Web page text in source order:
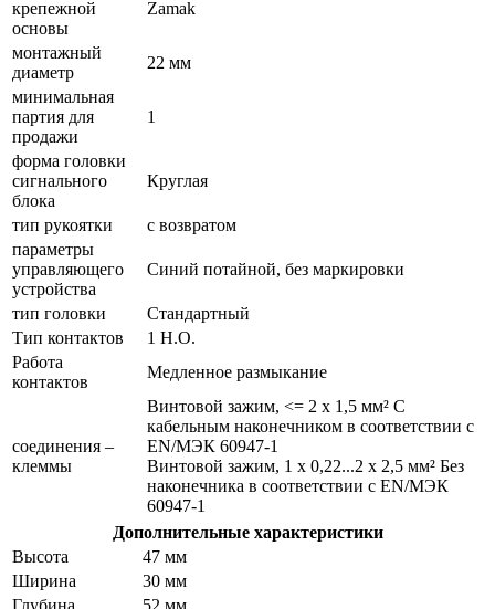
крепежной
основы
Zamak
монтажный
диаметр
22 мм
минимальная
партия для
продажи
1
форма головки
сигнального
блока
Круглая
тип рукоятки
с возвратом
параметры
управляющего
устройства
Синий потайной, без маркировки
тип головки
Стандартный
Тип контактов
1 Н.О.
Работа
контактов
Медленное размыкание
соединения –
клеммы
Винтовой зажим, <= 2 x 1,5 мм² С
кабельным наконечником в соответствии с
EN/МЭК 60947-1
Винтовой зажим, 1 x 0,22...2 x 2,5 мм² Без
наконечника в соответствии с EN/МЭК
60947-1
Дополнительные характеристики
Высота
47 мм
Ширина
30 мм
Глубина
52 мм